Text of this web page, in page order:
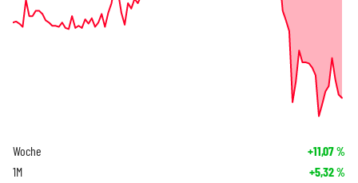
Woche +11,07%
1M +5,32%